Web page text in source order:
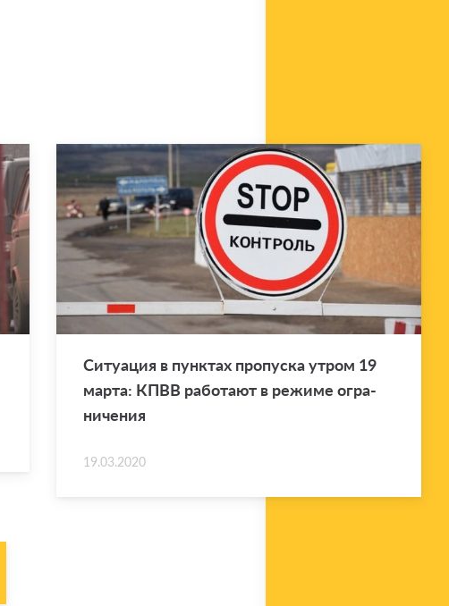
Си­ту­а­ция в пунк­тах про­пус­ка утром 19
марта: КПВВ ра­бо­та­ют в ре­жи­ме огра­
ни­че­ния
19.03.2020